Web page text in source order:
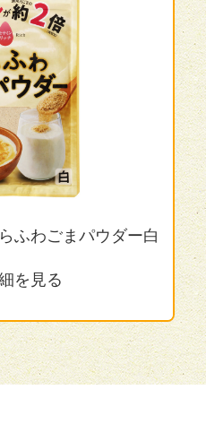
ふわごまパウダー白
を見る